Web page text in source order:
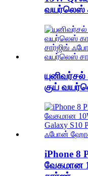
வயர்லெஸ்
குய்
iPhone 8
வேகமான